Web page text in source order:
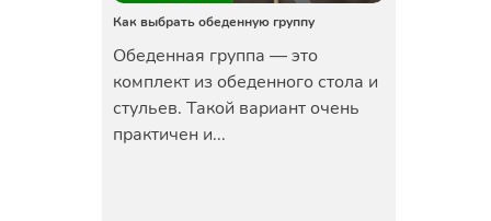
Как выбрать обеденную группу
Обеденная группа — это
комплект из обеденного стола и
стульев. Такой вариант очень
практичен и...